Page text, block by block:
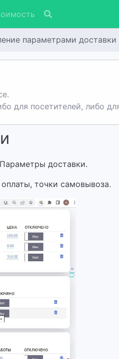
параметрами доставки
для посетителей, либо
доставки.
точки самовывоза.